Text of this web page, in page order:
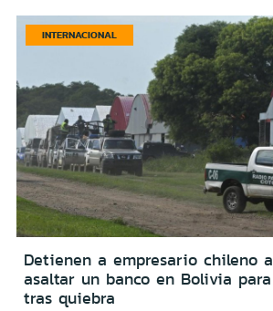
INTERNACIONAL
Detienen a empresario chileno
asaltar un banco en Bolivia
tras quiebra